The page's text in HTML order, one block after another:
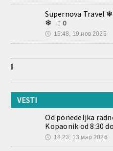
Supernova Travel ❄
❄
0
🕔 15:48, 19.нов 2025
VESTI
Od ponedeljka
Kopaonik od 8:30
🕔 18:23, 13.мар 2026